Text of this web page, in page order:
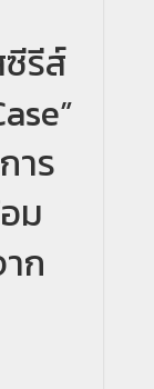
ซีรีส์
าร
ม
ก